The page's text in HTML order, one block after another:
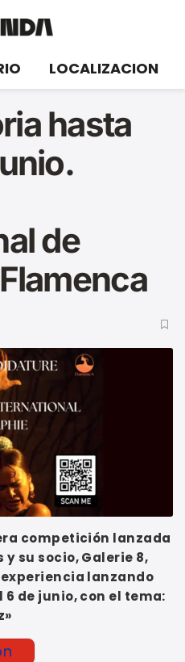
LOCALIZACION
hasta
de
competición lanzada
y su socio, Galerie 8,
lanzando
de junio, con el tema: